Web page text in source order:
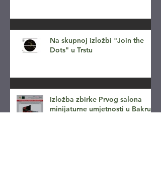
Na skupnoj izložbi "Join the
Dots" u Trstu
Izložba zbirke Prvog salona
minijaturne umjetnosti u Bakru